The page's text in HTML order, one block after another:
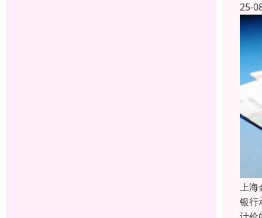
25-
上海
银行